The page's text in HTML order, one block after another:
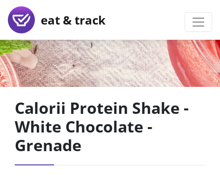
eat & track
Calorii Protein Shake -
White Chocolate -
Grenade